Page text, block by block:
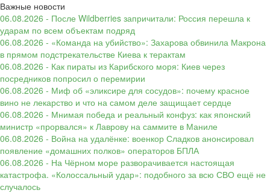
Важные новости
06.08.2026 - После Wildberries запричитали: Россия перешла к
ударам по всем объектам подряд
06.08.2026 - «Команда на убийство»: Захарова обвинила Макрона
в прямом подстрекательстве Киева к терактам
06.08.2026 - Как пираты из Карибского моря: Киев через
посредников попросил о перемирии
06.08.2026 - Миф об «эликсире для сосудов»: почему красное
вино не лекарство и что на самом деле защищает сердце
06.08.2026 - Мнимая победа и реальный конфуз: как японский
министр «прорвался» к Лаврову на саммите в Маниле
06.08.2026 - Война на удалёнке: военкор Сладков анонсировал
появление «домашних полков» операторов БПЛА
06.08.2026 - На Чёрном море разворачивается настоящая
катастрофа. «Колоссальный удар»: подобного за всю СВО ещё не
случалось